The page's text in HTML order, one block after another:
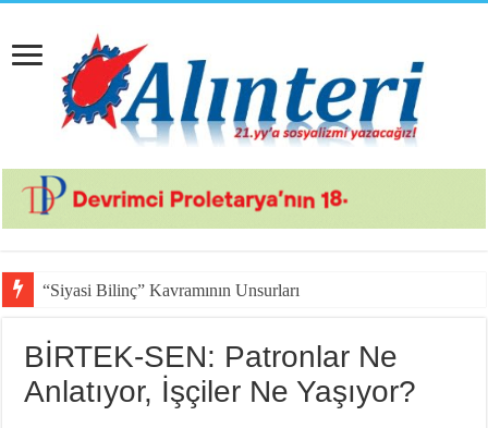
“Siyasi Bilinç” Kavramının Unsurları
BİRTEK-SEN: Patronlar Ne
Anlatıyor, İşçiler Ne Yaşıyor?